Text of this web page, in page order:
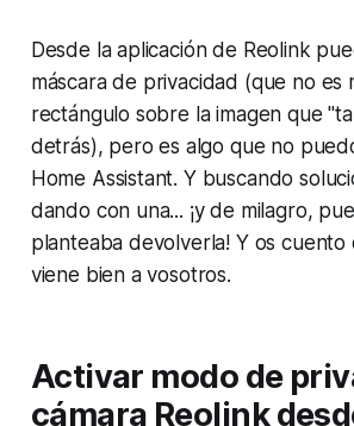
Desde la aplicación de Reolink
máscara de privacidad (que no es
rectángulo sobre la imagen que
detrás), pero es algo que no
Home Assistant. Y buscando
dando con una... ¡y de milagro,
planteaba devolverla! Y os cuento
viene bien a vosotros.
Activar modo de
cámara Reolink